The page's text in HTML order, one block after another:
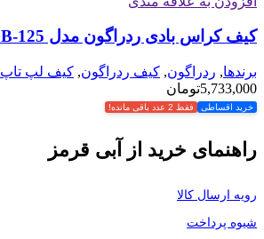
کیف کراس بادی ردراگون مدل GB-125
برندها, ردراگون, کیف ردراگون, کیف لپ تاپ
5,733,000تومان
خرید اقساطی فقط 2 عدد باقی مانده!
راهنمای خرید از آبی قرمز
رویه ارسال کالا
شیوه پرداخت